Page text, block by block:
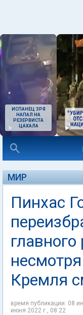
ИСПАНЕЦ ЗРЯ
НАПАЛ НА
РЕЗЕРВИСТА
ЦАХАЛА
МИР
Пинхас
Кремля
время публикации: 08
июня 2022 г., 08:22